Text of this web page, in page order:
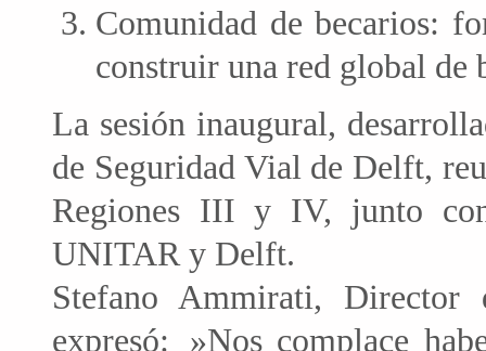
Comunidad de becarios:
construir una red global de
La sesión inaugural,
de Seguridad Vial de Delft,
Regiones III y IV, junto
UNITAR y Delft.
Stefano Ammirati,
expresó: »Nos complace